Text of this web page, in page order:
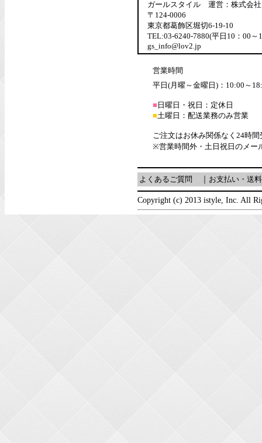
ガールスタイル 運営：株式会
〒124-0006
東京都葛飾区堀切6-19-10
TEL:03-6240-7880(平日10：00～
gs_info@lov2.jp
営業時間
平日(月曜～金曜日)：10:00～
■ 日曜日・祝日：定休日
■土曜日：配送業務のみ営業
ご注文はお休み関係なく24時
※営業時間外・土日祝日のメー
よくあるご質問 ｜ お支払い・送料
Copyright (c) 2013 istyle, Inc. All